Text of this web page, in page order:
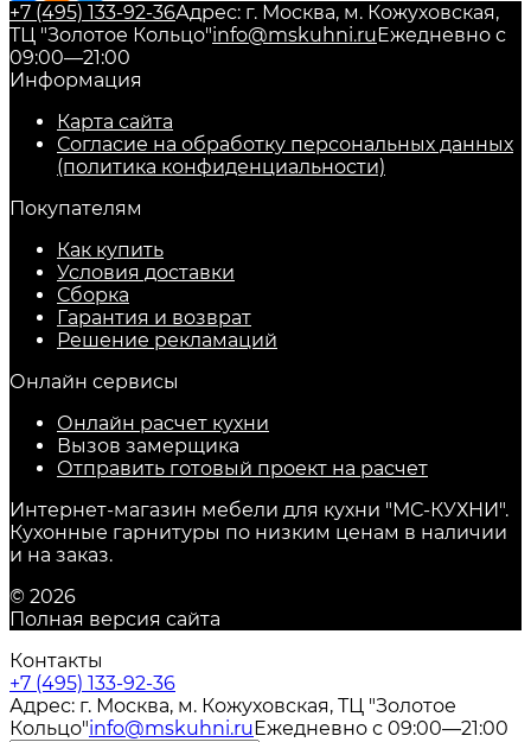
+7 (495) 133-92-36Адрес: г. Москва, м. Кожуховская,
ТЦ "Золотое Кольцо"info@mskuhni.ru Ежедневно с
09:00—21:00
Информация
Карта сайта
Согласие на обработку персональных данных
(политика конфиденциальности)
Покупателям
Как купить
Условия доставки
Сборка
Гарантия и возврат
Решение рекламаций
Онлайн сервисы
Онлайн расчет кухни
Вызов замерщика
Отправить готовый проект на расчет
Интернет-магазин мебели для кухни "МС-КУХНИ".
Кухонные гарнитуры по низким ценам в наличии
и на заказ.
© 2026
Полная версия сайта
Контакты
+7 (495) 133-92-36
Адрес: г. Москва, м. Кожуховская, ТЦ "Золотое
Кольцо"info@mskuhni.ru Ежедневно с 09:00—21:00